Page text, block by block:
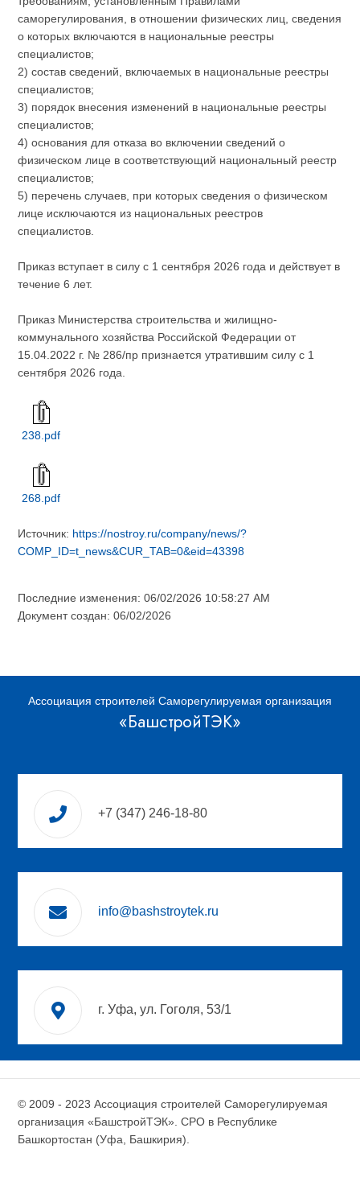
саморегулирования, в отношении физических лиц, сведения
о которых включаются в национальные реестры
специалистов;
2) состав сведений, включаемых в национальные реестры
специалистов;
3) порядок внесения изменений в национальные реестры
специалистов;
4) основания для отказа во включении сведений о
физическом лице в соответствующий национальный реестр
специалистов;
5) перечень случаев, при которых сведения о физическом
лице исключаются из национальных реестров
специалистов.
Приказ вступает в силу с 1 сентября 2026 года и действует в
течение 6 лет.
Приказ Министерства строительства и жилищно-
коммунального хозяйства Российской Федерации от
15.04.2022 г. № 286/пр признается утратившим силу с 1
сентября 2026 года.
238.pdf
268.pdf
Источник: https://nostroy.ru/company/news/?
COMP_ID=t_news&CUR_TAB=0&eid=43398
Последние изменения: 06/02/2026 10:58:27 AM
Документ создан: 06/02/2026
Ассоциация строителей Саморегулируемая организация
«БашстройТЭК»
+7 (347) 246-18-80
info@bashstroytek.ru
г. Уфа, ул. Гоголя, 53/1
© 2009 - 2023 Ассоциация строителей Саморегулируемая
организация «БашстройТЭК». СРО в Республике
Башкортостан (Уфа, Башкирия).